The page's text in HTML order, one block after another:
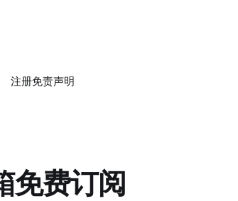
注册免责声明
免费订阅